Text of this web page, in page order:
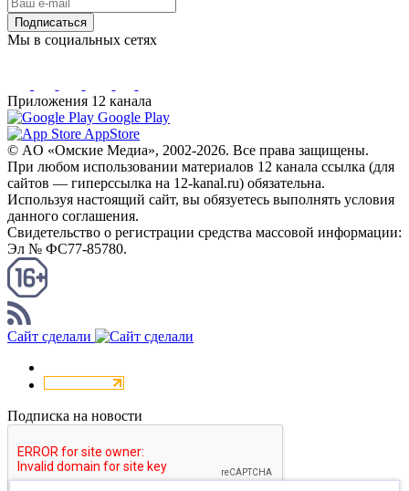
Подписаться
Мы в социальных сетях
Приложения 12 канала
Google Play
AppStore
© AO «Омские Медиа», 2002-2026. Все права защищены.
При любом использовании материалов 12 канала ссылка (для
сайтов — гиперссылка на 12-kanal.ru) обязательна.
Используя настоящий сайт, вы обязуетесь выполнять условия
данного соглашения.
Свидетельство о регистрации средства массовой информации:
Эл № ФС77-85780.
Сайт сделали
Подписка на новости